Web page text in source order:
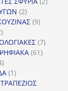
22
προϊόντα
99
552
προϊόντα
77
6161
14
προϊόντα
11
προϊόν